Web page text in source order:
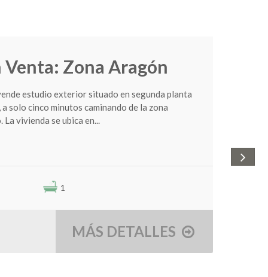
Venta: Zona Aragón
estudio exterior situado en segunda planta
solo cinco minutos caminando de la zona
vivienda se ubica en...
1
MÁS DETALLES